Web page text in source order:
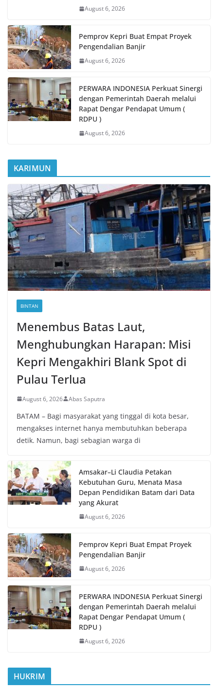
August 6, 2026
Pemprov Kepri Buat Empat Proyek
Pengendalian Banjir
August 6, 2026
PERWARA INDONESIA Perkuat Sinergi
dengan Pemerintah Daerah melalui
Rapat Dengar Pendapat Umum (
RDPU )
August 6, 2026
KARIMUN
BINTAN
Menembus Batas Laut,
Menghubungkan Harapan: Misi
Kepri Mengakhiri Blank Spot di
Pulau Terlua
August 6, 2026 Abas Saputra
BATAM – Bagi masyarakat yang tinggal di kota besar,
mengakses internet hanya membutuhkan beberapa
detik. Namun, bagi sebagian warga di
Amsakar–Li Claudia Petakan
Kebutuhan Guru, Menata Masa
Depan Pendidikan Batam dari Data
yang Akurat
August 6, 2026
Pemprov Kepri Buat Empat Proyek
Pengendalian Banjir
August 6, 2026
PERWARA INDONESIA Perkuat Sinergi
dengan Pemerintah Daerah melalui
Rapat Dengar Pendapat Umum (
RDPU )
August 6, 2026
HUKRIM